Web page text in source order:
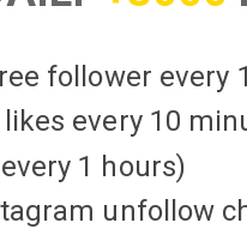
follower every
every 10
1 hours)
unfollow